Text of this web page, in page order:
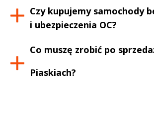
Czy kupujemy samochody
i ubezpieczenia OC?
Co muszę zrobić po
Piaskiach?